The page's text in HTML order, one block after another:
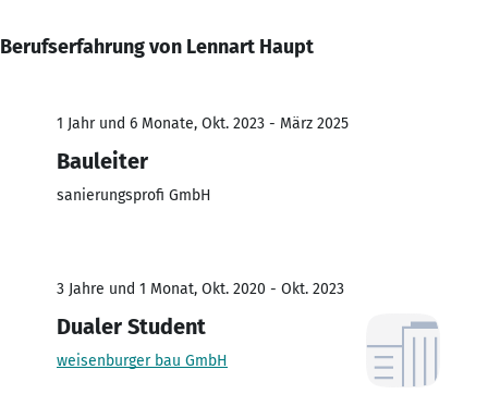
Berufserfahrung von Lennart Haupt
1 Jahr und 6 Monate, Okt. 2023 - März 2025
Bauleiter
sanierungsprofi GmbH
3 Jahre und 1 Monat, Okt. 2020 - Okt. 2023
Dualer Student
weisenburger bau GmbH